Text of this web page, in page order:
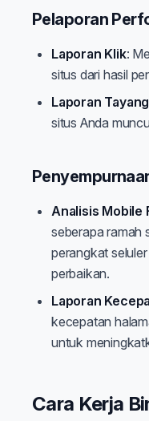
Pelaporan
Laporan Klik:
situs dari hasil
Laporan
situs Anda
Analisis Mobile
seberapa ramah
perangkat
perbaikan.
Laporan
kecepatan
untuk
Cara Kerja